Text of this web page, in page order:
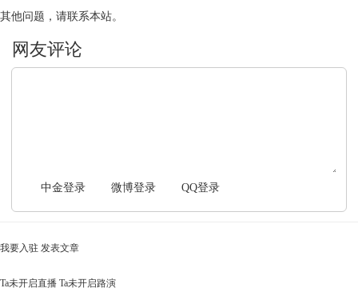
其他问题，请联系本站。
中金登录 微博登录 QQ登录
我要入驻 发表文章
Ta未开启直播 Ta未开启路演